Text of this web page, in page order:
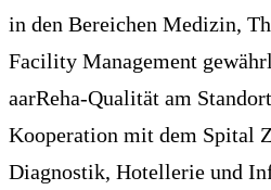
in den Bereichen Medizin,
Facility Management
aarReha-Qualität am
Kooperation mit dem Spital
Diagnostik, Hotellerie und